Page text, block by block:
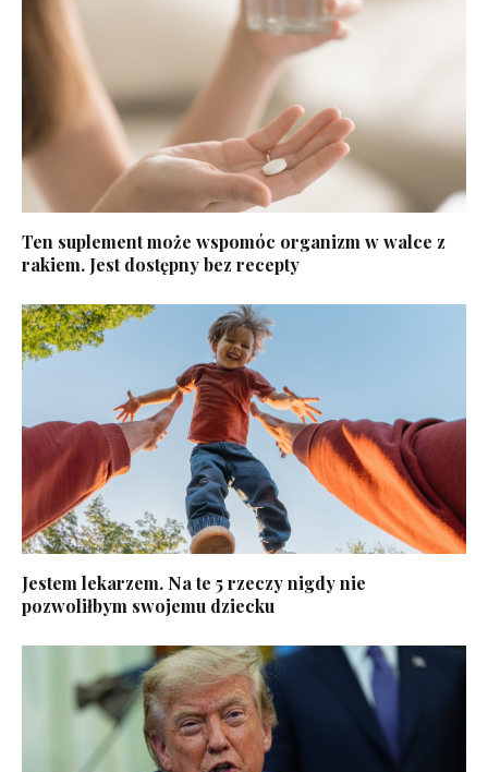
Ten suplement może wspomóc organizm w walce z
rakiem. Jest dostępny bez recepty
Jestem lekarzem. Na te 5 rzeczy nigdy nie
pozwoliłbym swojemu dziecku